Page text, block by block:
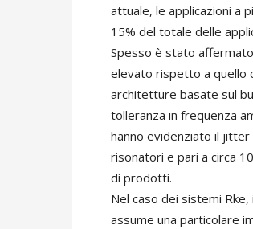
attuale, le applicazioni a
15% del totale delle
Spesso è stato
elevato rispetto a quello
architetture basate sul
tolleranza in frequenza
hanno evidenziato il
risonatori e pari a circa
di prodotti.
Nel caso dei sistemi
assume una particolare